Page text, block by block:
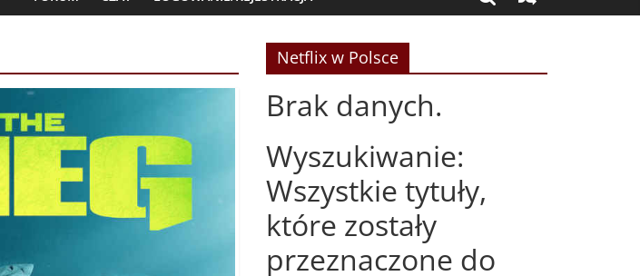
Netflix w Polsce
Brak danych.
Wyszukiwanie:
Wszystkie tytuły,
które zostały
przeznaczone do